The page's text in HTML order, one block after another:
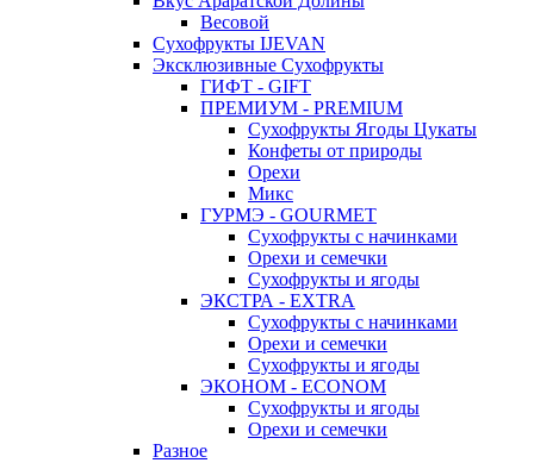
Весовой
Сухофрукты IJEVAN
Эксклюзивные Сухофрукты
ГИФТ - GIFT
ПРЕМИУМ - PREMIUM
Сухофрукты Ягоды Цукаты
Конфеты от природы
Орехи
Микс
ГУРМЭ - GOURMET
Сухофрукты с начинками
Орехи и семечки
Сухофрукты и ягоды
ЭКСТРА - EXTRA
Сухофрукты с начинками
Орехи и семечки
Сухофрукты и ягоды
ЭКОНОМ - ECONOM
Сухофрукты и ягоды
Орехи и семечки
Разное